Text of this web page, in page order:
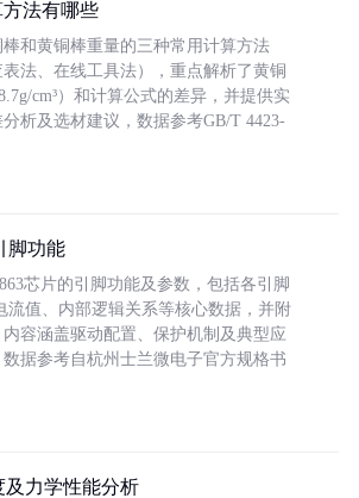
法有哪些
和黄铜棒重量的三种常用计算方法
表法、在线工具法），重点解析了黄铜
cm³）和计算公式的差异，并提供实
析及选材建议，数据参考GB/T 4423-
脚功能
芯片的引脚功能及参数，包括各引脚
流值、内部逻辑关系等核心数据，并附
容涵盖驱动配置、保护机制及典型应
据参考自杭州士兰微电子官方规格书
及力学性能分析